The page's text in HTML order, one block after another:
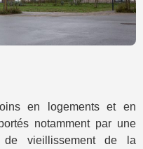
en logements et en
notamment par une
de vieillissement de la